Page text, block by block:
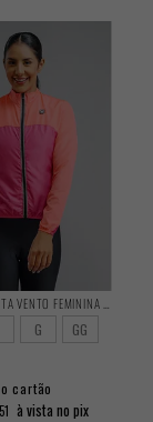
G
GG
cartão
à vista no pix